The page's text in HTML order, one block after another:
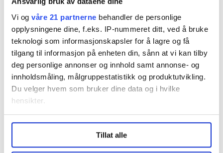
Vi og våre 21 partnerne behandler de personlige
opplysningene dine, f.eks. IP-nummeret ditt, ved å bruke
teknologi som informasjonskapsler for å lagre og få
tilgang til informasjon på enheten din, sånn at vi kan tilby
deg personlige annonser og innhold samt annonse- og
innholdsmåling, målgruppestatistikk og produktutvikling.
Du velger hvem som bruker dine data og i hvilke
hensikter.
Undermer infokan du lese om hvordan dine personlige
data behandles og hvordan du kan velge hvordan de skal
brukes. Du kan hele tiden endre eller trekke tilbake ditt
Tillat alle
Nyheter
Dette er en sak fra
Vi skriver om ansatte i skolesektoren.